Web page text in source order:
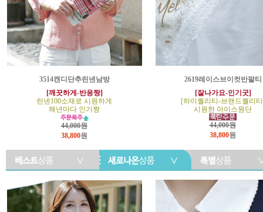
3514캔디단추린넨남방
[깨끗하게-반응짱]
린넨100소재로 시원하게
해년마다 인기짱
44,000원
38,800원
2619레이스브이컷반팔티
[잘나가요-인기굿]
[하이퀄리티-브랜드퀄리
시원한 아이스원단
44,000원
38,800원